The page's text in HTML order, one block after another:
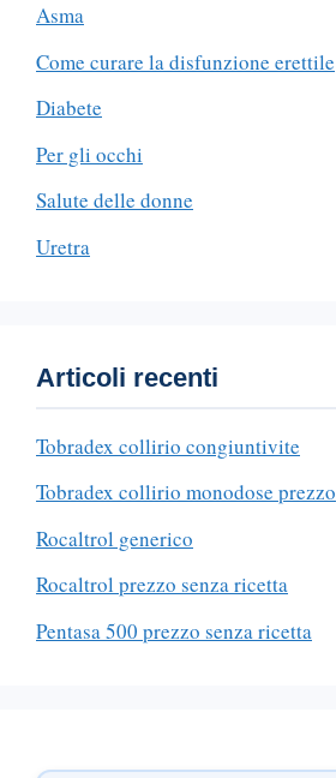
Asma
Come curare la disfunzione erettile
Diabete
Per gli occhi
Salute delle donne
Uretra
Articoli recenti
Tobradex collirio congiuntivite
Tobradex collirio monodose prezzo
Rocaltrol generico
Rocaltrol prezzo senza ricetta
Pentasa 500 prezzo senza ricetta